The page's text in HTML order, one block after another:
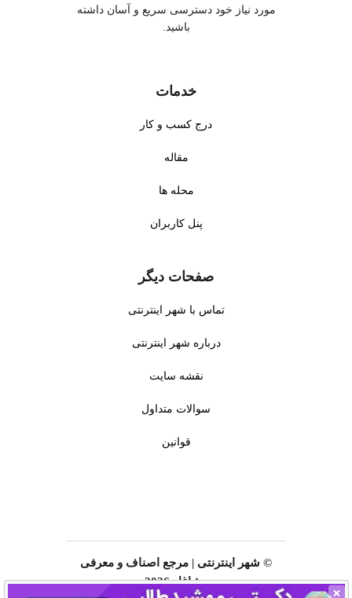
مورد نیاز خود دسترسی سریع و آسان داشته
باشید.
خدمات
درج کسب و کار
مقاله
محله ها
پنل کاربران
صفحات دیگر
تماس با شهر اینترنتی
درباره شهر اینترنتی
نقشه سایت
سوالات متداول
قوانین
© شهر اینترنتی | مرجع اصناف و معرفی
مشاغل 2026